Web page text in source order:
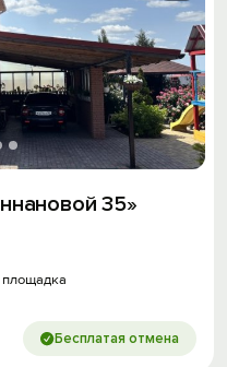
35»
площадка
Бесплатая отмена